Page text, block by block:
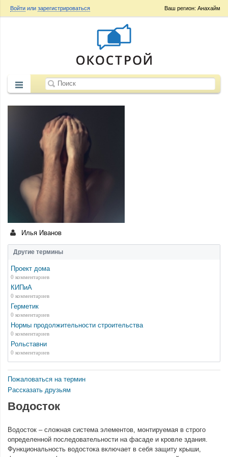
Ваш регион: Анахайм
Войти или зарегистрироваться
Илья Иванов
Другие термины
Проект дома
0 комментариев
КИПиА
0 комментариев
Герметик
0 комментариев
Нормы продолжительности строительства
0 комментариев
Рольставни
0 комментариев
Пожаловаться на термин
Рассказать друзьям
Водосток
Водосток – сложная система элементов, монтируемая в строго
определенной последовательности на фасаде и кровле здания.
Функциональность водостока включает в себя защиту крыши,